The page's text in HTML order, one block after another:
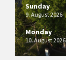
Sunday
9. August 2026
Monday
10. August 2026